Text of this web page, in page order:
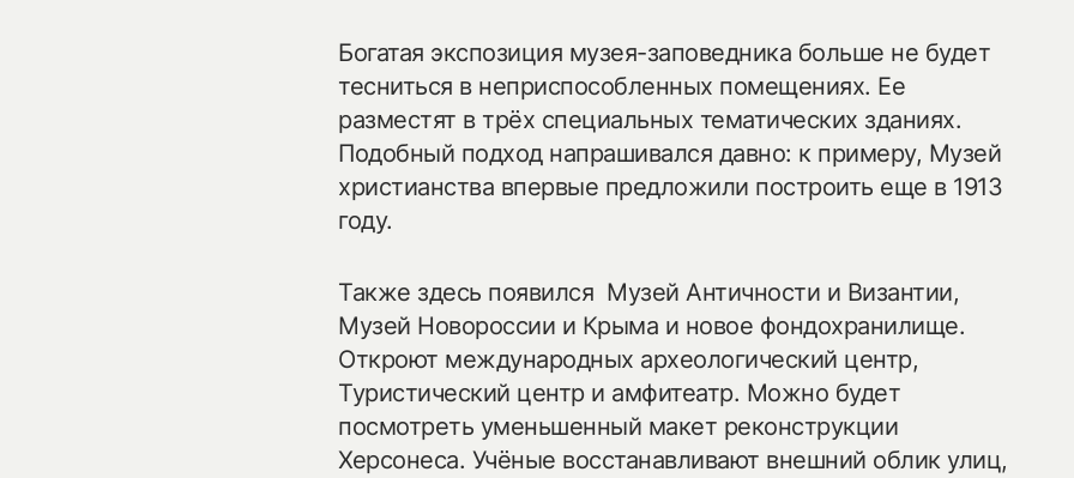
Богатая экспозиция музея-заповедника больше не будет
тесниться в неприспособленных помещениях. Ее
разместят в трёх специальных тематических зданиях.
Подобный подход напрашивался давно: к примеру, Музей
христианства впервые предложили построить еще в 1913
году.
Также здесь появился Музей Античности и Византии,
Музей Новороссии и Крыма и новое фондохранилище.
Откроют международных археологический центр,
Туристический центр и амфитеатр. Можно будет
посмотреть уменьшенный макет реконструкции
Херсонеса. Учёные восстанавливают внешний облик улиц,